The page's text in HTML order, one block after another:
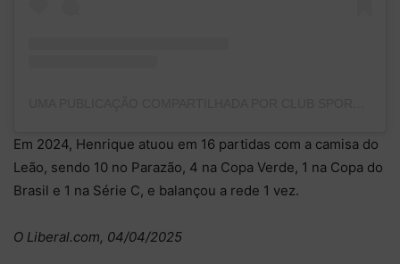
Em 2024, Henrique atuou em 16 partidas com a camisa do
Leão, sendo 10 no Parazão, 4 na Copa Verde, 1 na Copa do
Brasil e 1 na Série C, e balançou a rede 1 vez.
O Liberal.com, 04/04/2025